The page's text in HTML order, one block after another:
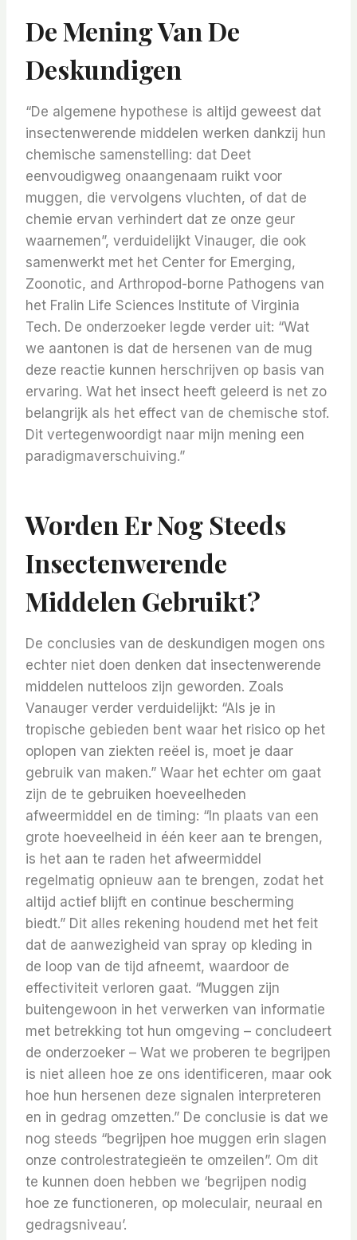
De Mening Van De
Deskundigen
“De algemene hypothese is altijd geweest dat
insectenwerende middelen werken dankzij hun
chemische samenstelling: dat Deet
eenvoudigweg onaangenaam ruikt voor
muggen, die vervolgens vluchten, of dat de
chemie ervan verhindert dat ze onze geur
waarnemen”, verduidelijkt Vinauger, die ook
samenwerkt met het Center for Emerging,
Zoonotic, and Arthropod-borne Pathogens van
het Fralin Life Sciences Institute of Virginia
Tech. De onderzoeker legde verder uit: “Wat
we aantonen is dat de hersenen van de mug
deze reactie kunnen herschrijven op basis van
ervaring. Wat het insect heeft geleerd is net zo
belangrijk als het effect van de chemische stof.
Dit vertegenwoordigt naar mijn mening een
paradigmaverschuiving.”
Worden Er Nog Steeds
Insectenwerende
Middelen Gebruikt?
De conclusies van de deskundigen mogen ons
echter niet doen denken dat insectenwerende
middelen nutteloos zijn geworden. Zoals
Vanauger verder verduidelijkt: “Als je in
tropische gebieden bent waar het risico op het
oplopen van ziekten reëel is, moet je daar
gebruik van maken.” Waar het echter om gaat
zijn de te gebruiken hoeveelheden
afweermiddel en de timing: “In plaats van een
grote hoeveelheid in één keer aan te brengen,
is het aan te raden het afweermiddel
regelmatig opnieuw aan te brengen, zodat het
altijd actief blijft en continue bescherming
biedt.” Dit alles rekening houdend met het feit
dat de aanwezigheid van spray op kleding in
de loop van de tijd afneemt, waardoor de
effectiviteit verloren gaat. “Muggen zijn
buitengewoon in het verwerken van informatie
met betrekking tot hun omgeving – ​​concludeert
de onderzoeker – Wat we proberen te begrijpen
is niet alleen hoe ze ons identificeren, maar ook
hoe hun hersenen deze signalen interpreteren
en in gedrag omzetten.” De conclusie is dat we
nog steeds “begrijpen hoe muggen erin slagen
onze controlestrategieën te omzeilen”. Om dit
te kunnen doen hebben we ‘begrijpen nodig
hoe ze functioneren, op moleculair, neuraal en
gedragsniveau’.